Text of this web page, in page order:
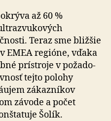
až 60 %
Teraz sme bližšie
EMEA regióne, vďaka
prístroje v po­ža­do­
tejto polohy
zákazníkov
závode a počet
Šolík.